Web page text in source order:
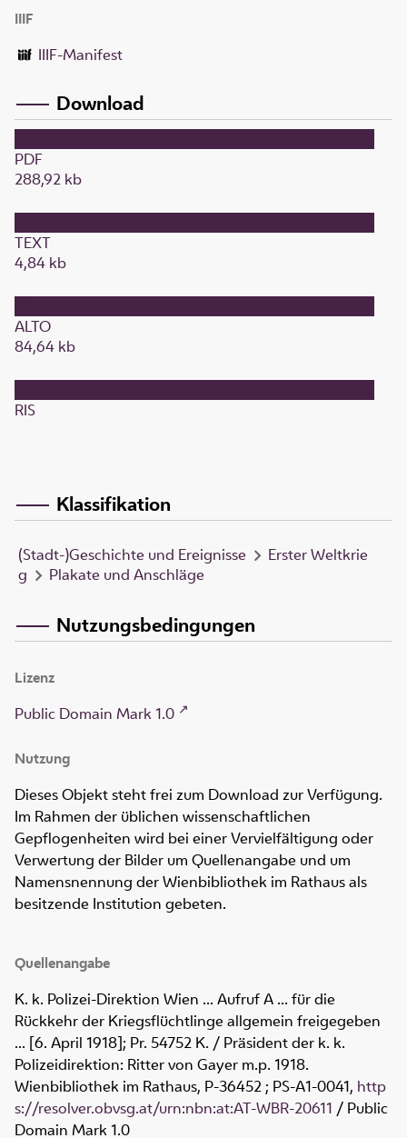
IIIF
IIIF-Manifest
Download
PDF
288,92 kb
TEXT
4,84 kb
ALTO
84,64 kb
RIS
Klassifikation
(Stadt-)Geschichte und Ereignisse
Erster Weltkrie
g
Plakate und Anschläge
Nutzungsbedingungen
Lizenz
Public Domain Mark 1.0
Nutzung
Dieses Objekt steht frei zum Download zur Verfügung.
Im Rahmen der üblichen wissenschaftlichen
Gepflogenheiten wird bei einer Vervielfältigung oder
Verwertung der Bilder um Quellenangabe und um
Namensnennung der Wienbibliothek im Rathaus als
besitzende Institution gebeten.
Quellenangabe
K. k. Polizei-Direktion Wien ... Aufruf A ... für die
Rückkehr der Kriegsflüchtlinge allgemein freigegeben
... [6. April 1918]; Pr. 54752 K. / Präsident der k. k.
Polizeidirektion: Ritter von Gayer m.p. 1918.
Wienbibliothek im Rathaus, P-36452 ; PS-A1-0041, http
s://resolver.obvsg.at/urn:nbn:at:AT-WBR-20611 / Public
Domain Mark 1.0